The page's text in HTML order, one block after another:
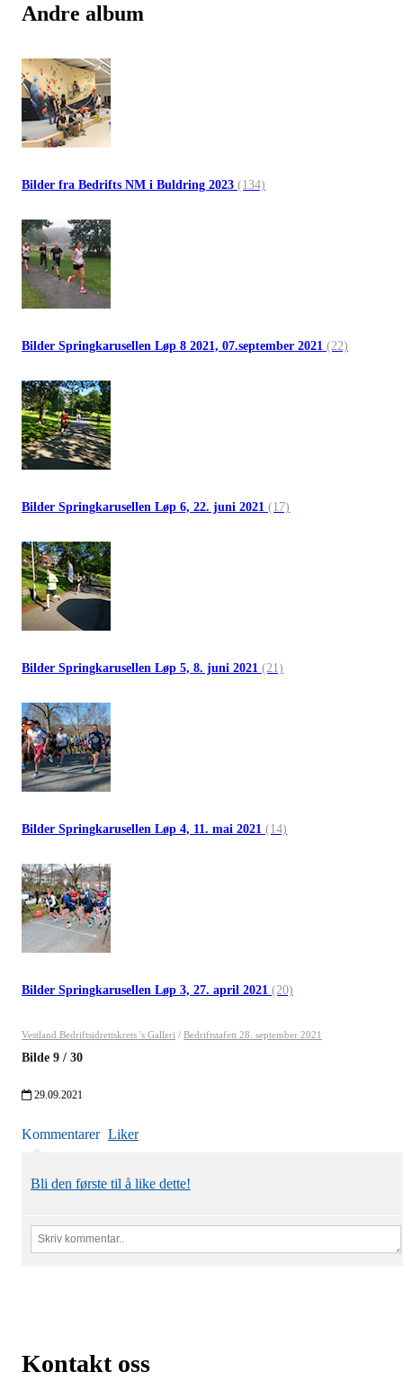
Andre album
Bilder fra Bedrifts NM i Buldring 2023 (134)
Bilder Springkarusellen Løp 8 2021, 07.september 2021 (22)
Bilder Springkarusellen Løp 6, 22. juni 2021 (17)
Bilder Springkarusellen Løp 5, 8. juni 2021 (21)
Bilder Springkarusellen Løp 4, 11. mai 2021 (14)
Bilder Springkarusellen Løp 3, 27. april 2021 (20)
Vestland Bedriftsidrettskrets 's Galleri / Bedriftstafett 28. september 2021
Bilde 9 / 30
29.09.2021
Kommentarer Liker
Bli den første til å like dette!
Kontakt oss